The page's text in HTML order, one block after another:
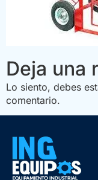
Deja una
Lo siento, debes
comentario.